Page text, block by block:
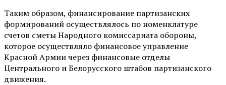
Таким образом, финансирование партизанских
формирований осуществлялось по номенклатуре
счетов сметы Народного комиссариата обороны,
которое осуществляло финансовое управление
Красной Армии через финансовые отделы
Центрального и Белорусского штабов партизанского
движения.